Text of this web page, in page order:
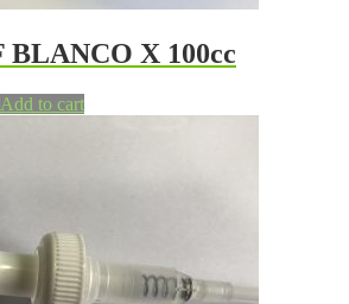
BLANCO X 100cc
Add to cart